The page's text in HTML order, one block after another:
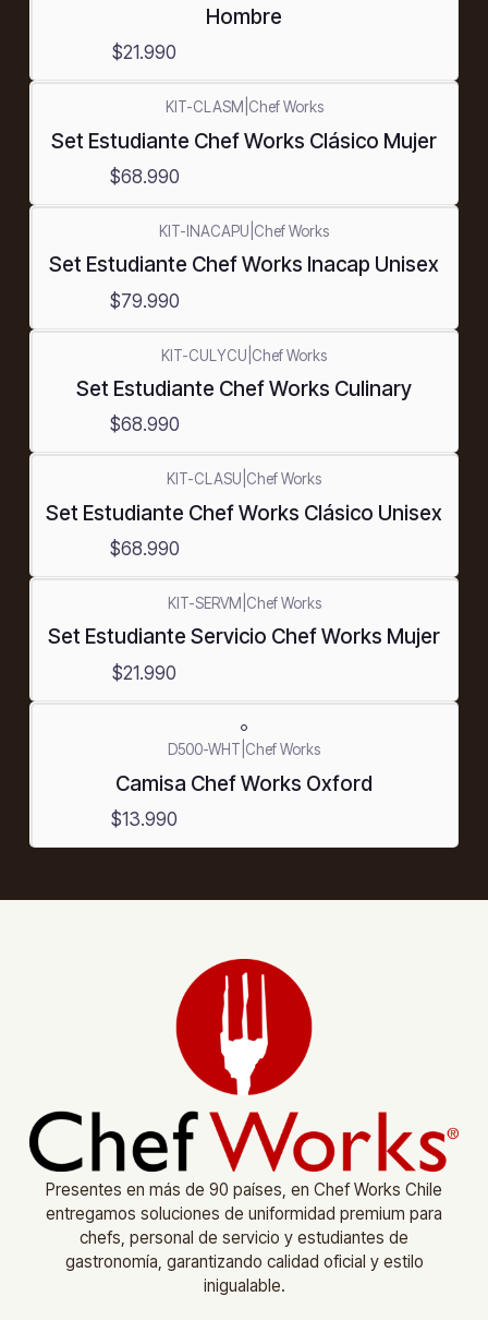
Hombre
$21.990
KIT-CLASM Chef Works
Set Estudiante Chef Works Clásico Mujer
$68.990
KIT-INACAPU Chef Works
Set Estudiante Chef Works Inacap Unisex
$79.990
KIT-CULYCU Chef Works
Set Estudiante Chef Works Culinary
$68.990
KIT-CLASU Chef Works
Set Estudiante Chef Works Clásico Unisex
$68.990
Nuevo
KIT-SERVM Chef Works
Set Estudiante Servicio Chef Works Mujer
$21.990
D500-WHT Chef Works
Camisa Chef Works Oxford
$13.990
Presentes en más de 90 países, en Chef Works Chile
entregamos soluciones de uniformidad premium para
chefs, personal de servicio y estudiantes de
gastronomía, garantizando calidad oficial y estilo
inigualable.